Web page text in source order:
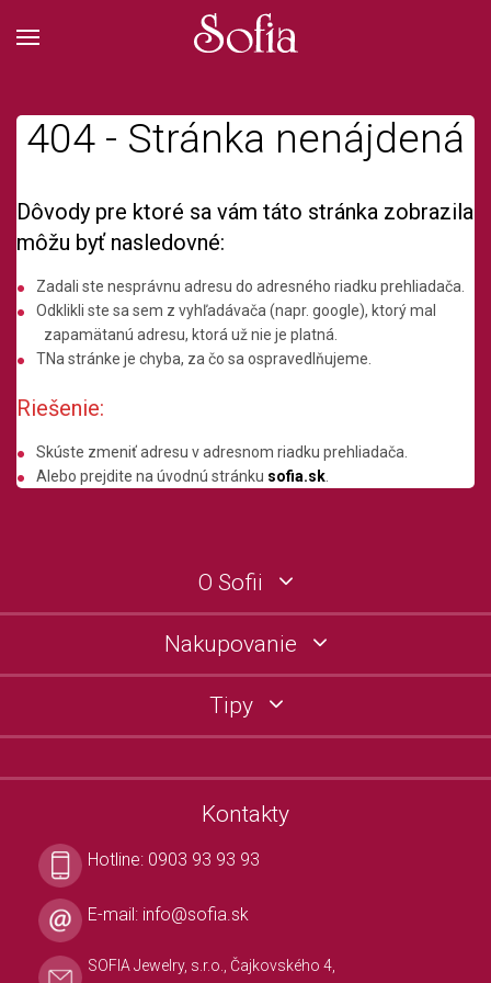
404 - Stránka nenájdená
Dôvody pre ktoré sa vám táto stránka zobrazila
môžu byť nasledovné:
Zadali ste nesprávnu adresu do adresného riadku prehliadača.
Odklikli ste sa sem z vyhľadávača (napr. google), ktorý mal
zapamätanú adresu, ktorá už nie je platná.
TNa stránke je chyba, za čo sa ospravedlňujeme.
Riešenie:
Skúste zmeniť adresu v adresnom riadku prehliadača.
Alebo prejdite na úvodnú stránku sofia.sk
O Sofii
Nakupovanie
Tipy
Kontakty
Hotline: 0903 93 93 93
E-mail: info@sofia.sk
SOFIA Jewelry, s.r.o., Čajkovského 4,